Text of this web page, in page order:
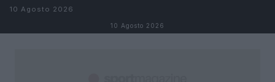
Salta al contenuto
10 Agosto 2026
10 Agosto 2026